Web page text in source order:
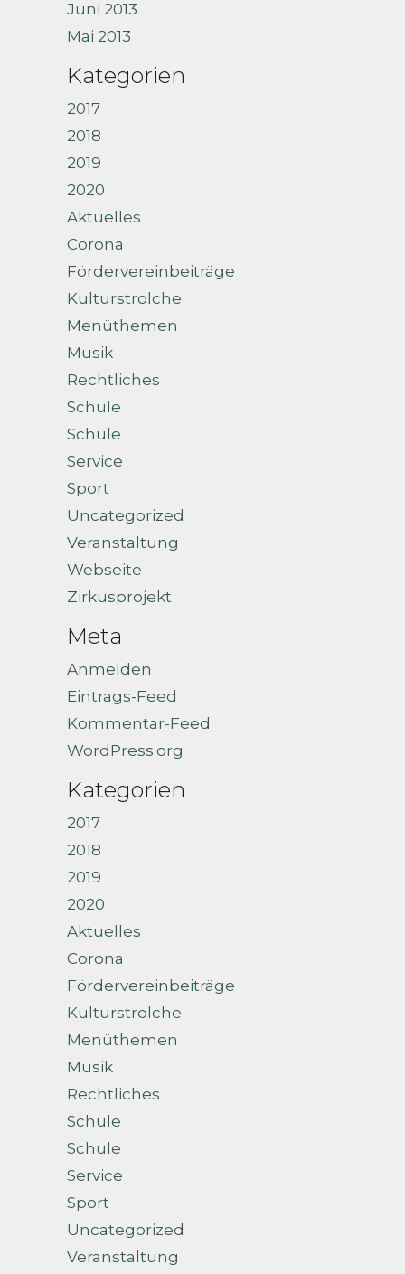
Juni 2013
Mai 2013
Kategorien
2017
2018
2019
2020
Aktuelles
Corona
Fördervereinbeiträge
Kulturstrolche
Menüthemen
Musik
Rechtliches
Schule
Schule
Service
Sport
Uncategorized
Veranstaltung
Webseite
Zirkusprojekt
Meta
Anmelden
Eintrags-Feed
Kommentar-Feed
WordPress.org
Kategorien
2017
2018
2019
2020
Aktuelles
Corona
Fördervereinbeiträge
Kulturstrolche
Menüthemen
Musik
Rechtliches
Schule
Schule
Service
Sport
Uncategorized
Veranstaltung